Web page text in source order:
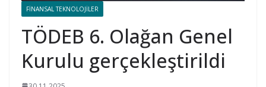
FINANSAL TEKNOLOJILER
TÖDEB 6. Olağan Genel
Kurulu gerçekleştirildi